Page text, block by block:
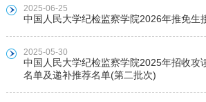
2025-06-25
中国人民大学纪检监察学院2026年推免生
2025-05-30
中国人民大学纪检监察学院2025年招收攻
名单及递补推荐名单(第二批次)